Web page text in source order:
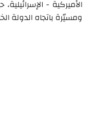
ومسيّرة باتجاه الدولة